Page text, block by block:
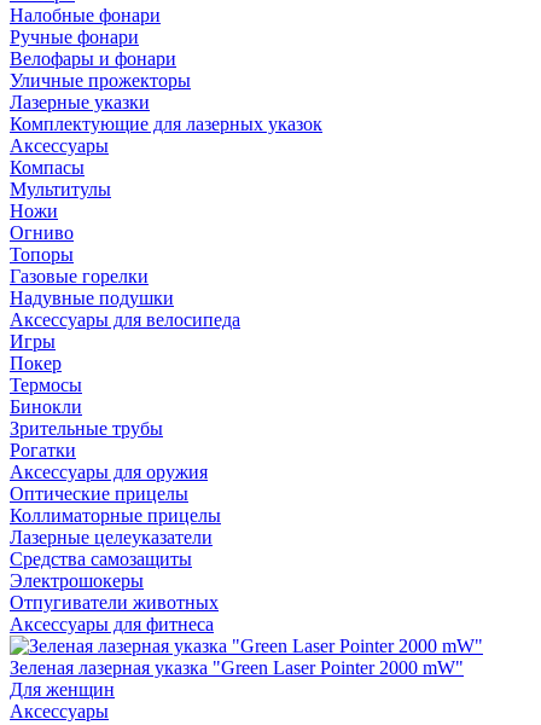
Налобные фонари
Ручные фонари
Велофары и фонари
Уличные прожекторы
Лазерные указки
Комплектующие для лазерных указок
Аксессуары
Компасы
Мультитулы
Ножи
Огниво
Топоры
Газовые горелки
Надувные подушки
Аксессуары для велосипеда
Игры
Покер
Термосы
Бинокли
Зрительные трубы
Рогатки
Аксессуары для оружия
Оптические прицелы
Коллиматорные прицелы
Лазерные целеуказатели
Средства самозащиты
Электрошокеры
Отпугиватели животных
Аксессуары для фитнеса
Зеленая лазерная указка "Green Laser Pointer 2000 mW"
Для женщин
Аксессуары